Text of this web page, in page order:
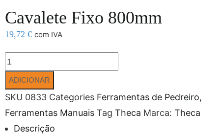
Cavalete Fixo 800mm
19,72 € com IVA
ADICIONAR
SKU 0833 Categories Ferramentas de Pedreiro,
Ferramentas Manuais Tag Theca Marca: Theca
Descrição